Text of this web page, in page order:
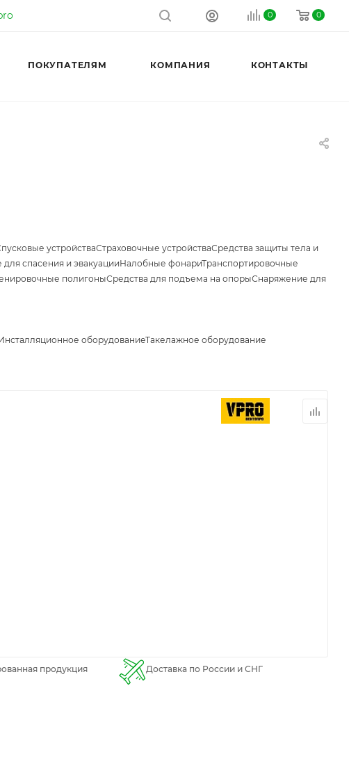
0 0
ПОКУПАТЕЛЯМ КОМПАНИЯ КОНТАКТЫ
устройстваСтраховочные устройстваСредства защиты тела и
спасения и эвакуацииНалобные фонариТранспортировочные
полигоныСредства для подъема на опорыСнаряжение для
оборудованиеТакелажное оборудование
продукция Доставка по России и СНГ